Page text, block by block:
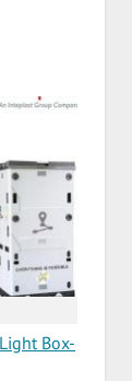
Box-